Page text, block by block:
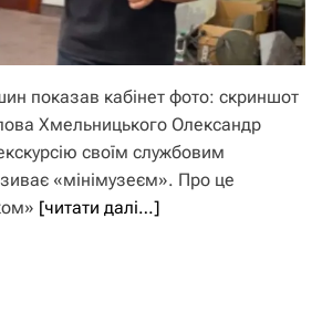
показав кабінет фото: скриншот
Хмельницького Олександр
своїм службовим
«мінімузеєм». Про це
[читати далі…]